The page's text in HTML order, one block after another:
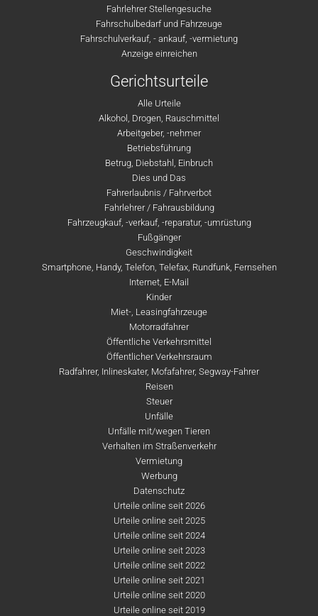
Fahrlehrer Stellengesuche
Fahrschulbedarf und Fahrzeuge
Fahrschulverkauf, - ankauf, -vermietung
Anzeige einreichen
Gerichtsurteile
Alle Urteile
Alkohol, Drogen, Rauschmittel
Arbeitgeber, -nehmer
Betriebsführung
Betrug, Diebstahl, Einbruch
Dies und Das
Fahrerlaubnis / Fahrverbot
Fahrlehrer / Fahrausbildung
Fahrzeugkauf, -verkauf, -reparatur, -umrüstung
Fußgänger
Geschwindigkeit
Smartphone, Handy, Telefon, Telefax, Rundfunk, Fernsehen
Internet, E-Mail
Kinder
Miet-, Leasingfahrzeuge
Motorradfahrer
Öffentliche Verkehrsmittel
Öffentlicher Verkehrsraum
Radfahrer, Inlineskater, Mofafahrer, Segway-Fahrer
Reisen
Steuer
Unfälle
Unfälle mit/wegen Tieren
Verhalten im Straßenverkehr
Vermietung
Werbung
Datenschutz
Urteile online seit 2026
Urteile online seit 2025
Urteile online seit 2024
Urteile online seit 2023
Urteile online seit 2022
Urteile online seit 2021
Urteile online seit 2020
Urteile online seit 2019